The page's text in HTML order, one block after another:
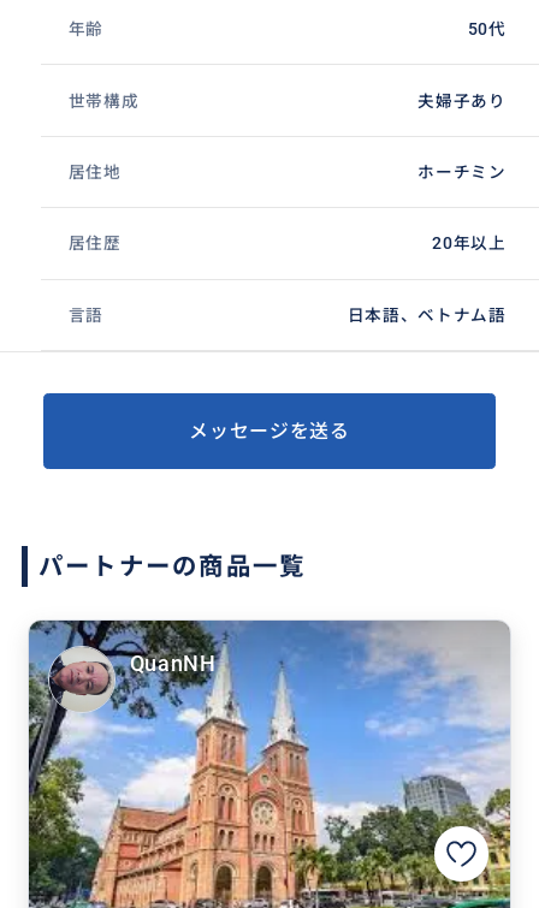
年齢 50代
世帯構成 夫婦子あり
居住地 ホーチミン
居住歴 20年以上
言語 日本語、ベトナム語
メッセージを送る
パートナーの商品一覧
QuanNH